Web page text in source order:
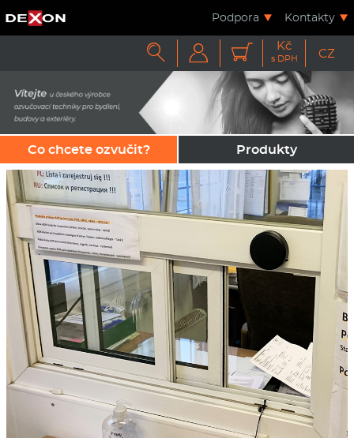
Podpora Kontakty
   Kč
s DPH CZ
Co chcete ozvučit? Produkty